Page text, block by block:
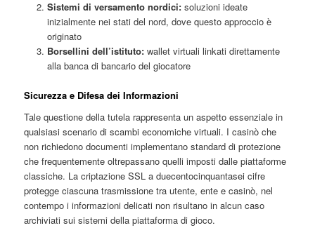
Sistemi di versamento nordici:soluzioni ideate
inizialmente nei stati del nord, dove questo approccio è
originato
Borsellini dell’istituto:wallet virtuali linkati direttamente
alla banca di bancario del giocatore
Sicurezza e Difesa dei Informazioni
Tale questione della tutela rappresenta un aspetto essenziale in
qualsiasi scenario di scambi economiche virtuali. I casinò che
non richiedono documenti implementano standard di protezione
che frequentemente oltrepassano quelli imposti dalle piattaforme
classiche. La criptazione SSL a duecentocinquantasei cifre
protegge ciascuna trasmissione tra utente, ente e casinò, nel
contempo i informazioni delicati non risultano in alcun caso
archiviati sui sistemi della piattaforma di gioco.